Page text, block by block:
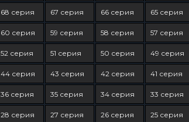
68 серия 67 серия 66 серия 65 серия
60 серия 59 серия 58 серия 57 серия
52 серия 51 серия 50 серия 49 серия
44 серия 43 серия 42 серия 41 серия
36 серия 35 серия 34 серия 33 серия
28 серия 27 серия 26 серия 25 серия